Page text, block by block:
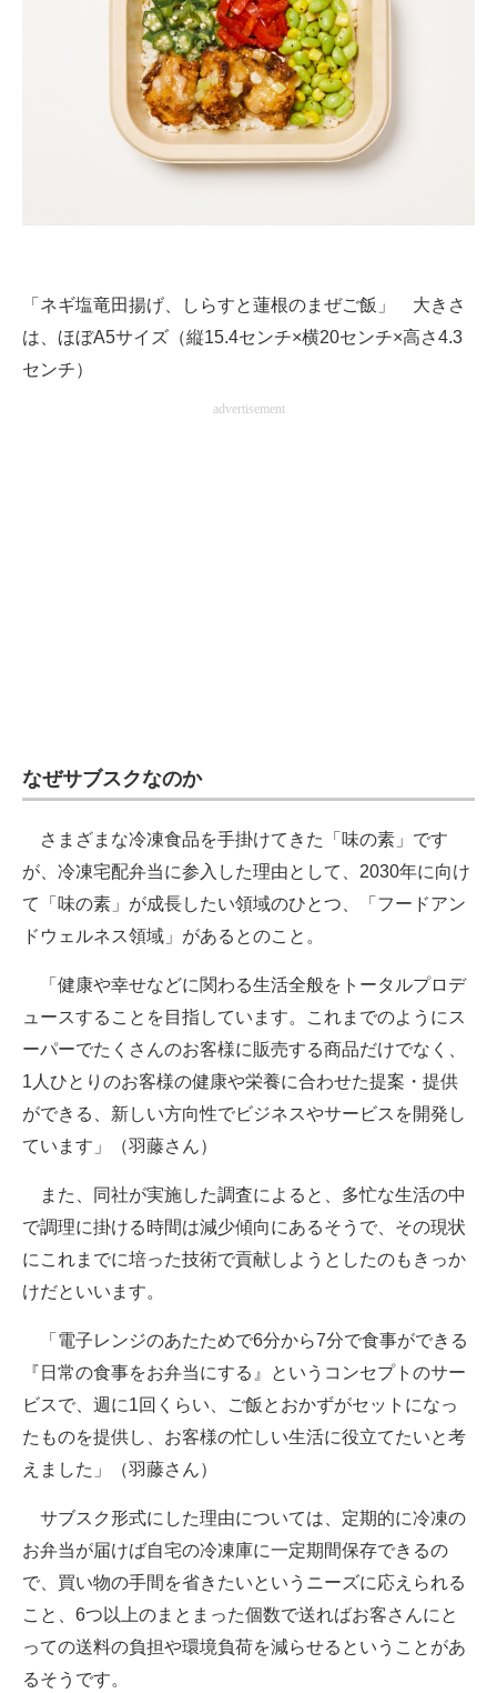
「ネギ塩竜田揚げ、しらすと蓮根のまぜご飯」 大きさ
は、ほぼA5サイズ（縦15.4センチ×横20センチ×高さ4.3
センチ）
advertisement
なぜサブスクなのか
さまざまな冷凍食品を手掛けてきた「味の素」です
が、冷凍宅配弁当に参入した理由として、2030年に向け
て「味の素」が成長したい領域のひとつ、「フードアン
ドウェルネス領域」があるとのこと。
「健康や幸せなどに関わる生活全般をトータルプロデ
ュースすることを目指しています。これまでのようにス
ーパーでたくさんのお客様に販売する商品だけでなく、
1人ひとりのお客様の健康や栄養に合わせた提案・提供
ができる、新しい方向性でビジネスやサービスを開発し
ています」（羽藤さん）
また、同社が実施した調査によると、多忙な生活の中
で調理に掛ける時間は減少傾向にあるそうで、その現状
にこれまでに培った技術で貢献しようとしたのもきっか
けだといいます。
「電子レンジのあたためで6分から7分で食事ができる
『日常の食事をお弁当にする』というコンセプトのサー
ビスで、週に1回くらい、ご飯とおかずがセットになっ
たものを提供し、お客様の忙しい生活に役立てたいと考
えました」（羽藤さん）
サブスク形式にした理由については、定期的に冷凍の
お弁当が届けば自宅の冷凍庫に一定期間保存できるの
で、買い物の手間を省きたいというニーズに応えられる
こと、6つ以上のまとまった個数で送ればお客さんにと
っての送料の負担や環境負荷を減らせるということがあ
るそうです。